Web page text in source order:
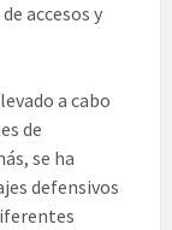
accesos y
a cabo
de
se ha
defensivos